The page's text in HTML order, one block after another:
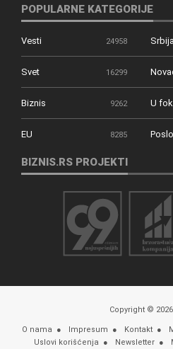
POPULARNE KATEGORIJE
Vesti 24958 Srbija
Svet 16299
Biznis 9262 U
EU 8285
BIZNIS.RS PROJEKTI
Copyright ©
O nama Impresum Kontakt
Uslovi korišćenja
Newsletter